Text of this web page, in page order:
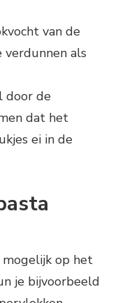
van de
als
door de
dat het
ei in de
mogelijk op het
je bijvoorbeeld